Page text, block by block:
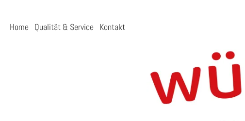
Home Qualität & Service Kontakt